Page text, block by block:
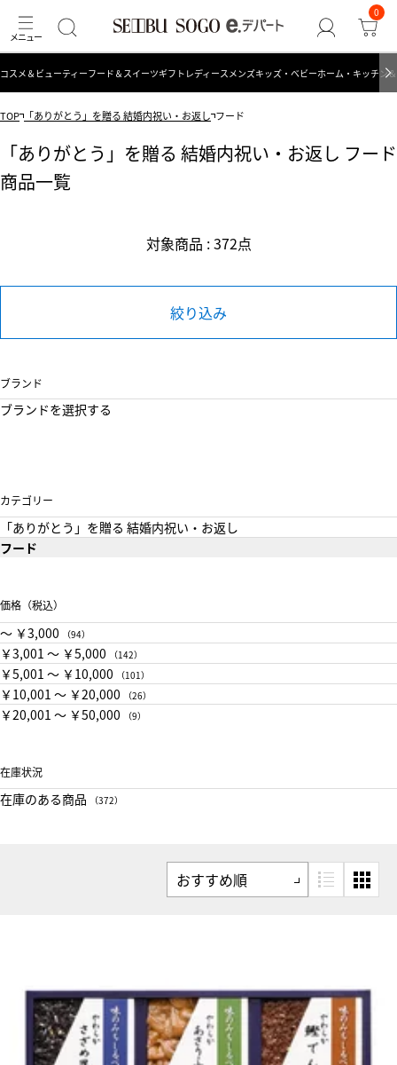
0
コスメ＆ビューティーフード＆スイーツギフト レディース メンズキッズ・ベビーホーム・キッチン
TOP 「ありがとう」を贈る 結婚内祝い・お返し フード
「ありがとう」を贈る 結婚内祝い・お返し フード
商品一覧
対象商品 : 372点
絞り込み
ブランド
ブランドを選択する
カテゴリー
「ありがとう」を贈る 結婚内祝い・お返し
フード
価格（税込）
〜 ￥3,000 （94）
￥3,001 〜 ￥5,000 （142）
￥5,001 〜 ￥10,000 （101）
￥10,001 〜 ￥20,000 （26）
￥20,001 〜 ￥50,000 （9）
在庫状況
在庫のある商品 （372）